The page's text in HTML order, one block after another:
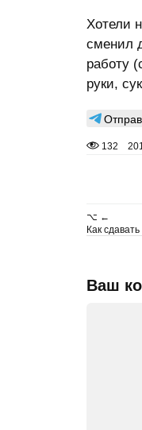
Хотели
сменил
работу
руки,
132
⌥ ←
Как
Ваш